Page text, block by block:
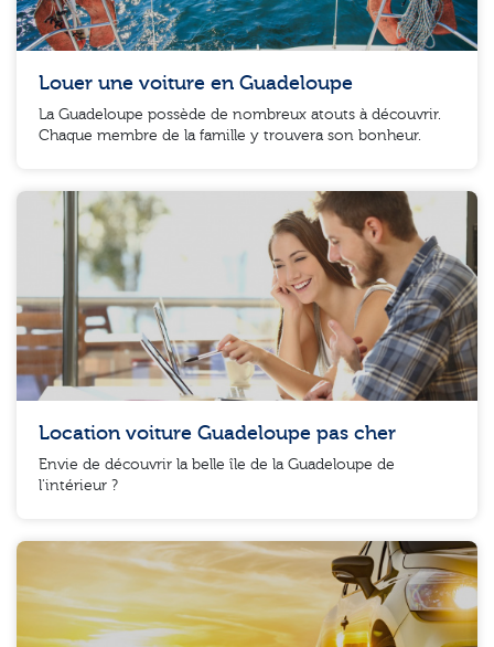
Louer une voiture en Guadeloupe
La Guadeloupe possède de nombreux atouts à découvrir.
Chaque membre de la famille y trouvera son bonheur.
Location voiture Guadeloupe pas cher
Envie de découvrir la belle île de la Guadeloupe de
l'intérieur ?